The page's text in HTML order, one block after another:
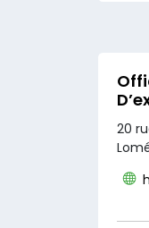
20